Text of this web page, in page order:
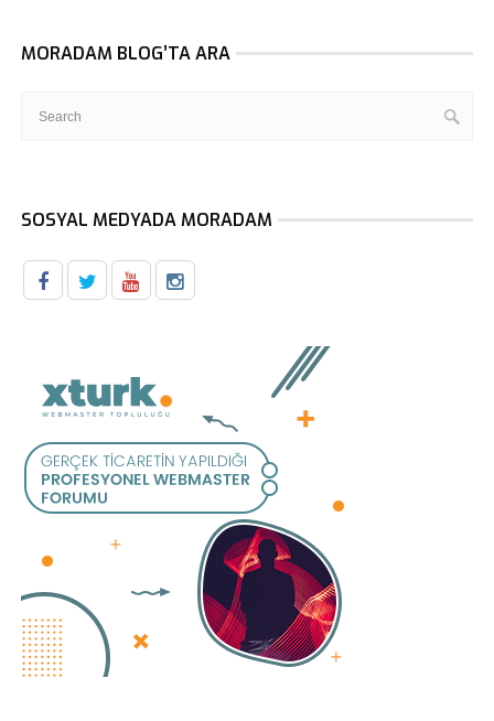
MORADAM BLOG’TA ARA
SOSYAL MEDYADA MORADAM